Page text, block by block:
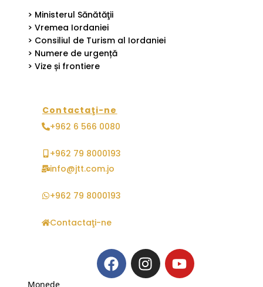
> Ministerul Sănătăţii
> Vremea Iordaniei
> Consiliul de Turism al Iordaniei
> Numere de urgență
> Vize și frontiere
Contactaţi-ne
+962 6 566 0080
+962 79 8000193
info@jtt.com.jo
+962 79 8000193
Contactaţi-ne
Monede